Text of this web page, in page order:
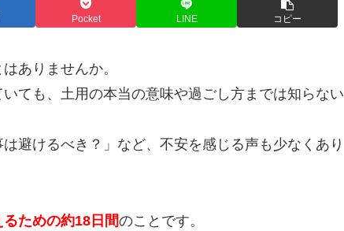
Pocket LINE コピー
ありませんか。
ても、土用の本当の意味や過ごし方までは知らない
避けるべき？」など、不安を感じる声も少なくあり
ための約18日間のことです。